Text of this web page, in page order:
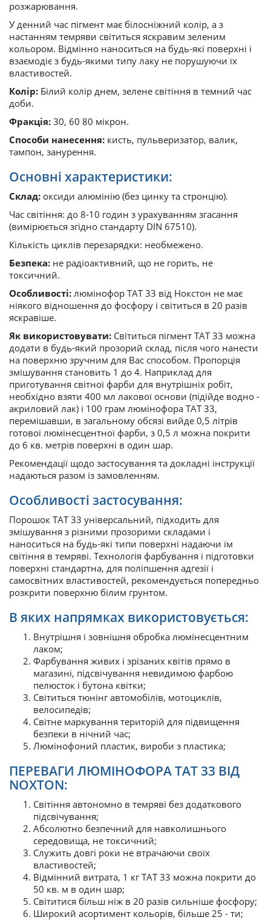
розжарювання.
У денний час пігмент має білосніжний колір, а з
настанням темряви світиться яскравим зеленим
кольором. Відмінно наноситься на будь-які поверхні і
взаємодіє з будь-якими типу лаку не порушуючи їх
властивостей.
Колір: Білий колір днем, зелене світіння в темний час
доби.
Фракція: 30, 60 80 мікрон.
Способи нанесення: кисть, пульверизатор, валик,
тампон, занурення.
Основні характеристики:
Склад: оксиди алюмінію (без цинку та стронцію).
Час світіння: до 8-10 годин з урахуванням згасання
(вимірюється згідно стандарту DIN 67510).
Кількість циклів перезарядки: необмежено.
Безпека: не радіоактивний, що не горить, не
токсичний.
Особливості: люмінофор ТАТ 33 від Нокстон не має
ніякого відношення до фосфору і світиться в 20 разів
яскравіше.
Як використовувати: Світиться пігмент ТАТ 33 можна
додати в будь-який прозорий склад, після чого нанести
на поверхню зручним для Вас способом. Пропорція
змішування становить 1 до 4. Наприклад для
приготування світної фарби для внутрішніх робіт,
необхідно взяти 400 мл лакової основи (підійде водно -
акриловий лак) і 100 грам люмінофора ТАТ 33,
перемішавши, в загальному обсязі вийде 0,5 літрів
готової люмінесцентної фарби, з 0,5 л можна покрити
до 6 кв. метрів поверхні в один шар.
Рекомендації щодо застосування та докладні інструкції
надаються разом із замовленням.
Особливості застосування:
Порошок ТАТ 33 універсальний, підходить для
змішування з різними прозорими складами і
наноситься на будь-які типи поверхні надаючи їм
світіння в темряві. Технологія фарбування і підготовки
поверхні стандартна, для поліпшення адгезії і
самосвітних властивостей, рекомендується попередньо
розкрити поверхню білим грунтом.
В яких напрямках використовується:
Внутрішня і зовнішня обробка люмінесцентним
лаком;
Фарбування живих і зрізаних квітів прямо в
магазині, підсвічування невидимою фарбою
пелюсток і бутона квітки;
Світиться тюнінг автомобілів, мотоциклів,
велосипедів;
Світне маркування територій для підвищення
безпеки в нічний час;
Люмінофоний пластик, вироби з пластика;
ПЕРЕВАГИ ЛЮМІНОФОРА ТАТ 33 ВІД
NOXTON:
Світіння автономно в темряві без додаткового
підсвічування;
Абсолютно безпечний для навколишнього
середовища, не токсичний;
Служить довгі роки не втрачаючи своїх
властивостей;
Відмінний витрата, 1 кг ТАТ 33 можна покрити до
50 кв. м в один шар;
Світитися більш ніж в 20 разів сильніше фосфору;
Широкий асортимент кольорів, більше 25 - ти;